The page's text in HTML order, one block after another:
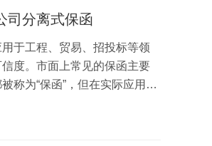
司分离式保函
于工程、贸易、招投标等领
度。市面上常见的保函主要
称为“保函”，但在实际应用中